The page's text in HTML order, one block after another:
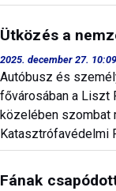
Ütközés a
2025. december 27. 10:09
Autóbusz és
fővárosában a Liszt
közelében szombat
Katasztrófavédelmi
Fának